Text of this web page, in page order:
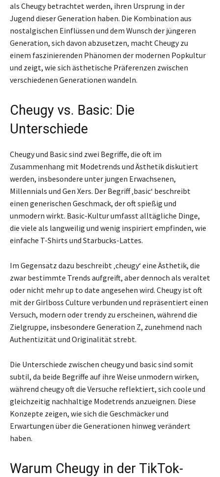
als Cheugy betrachtet werden, ihren Ursprung in der
Jugend dieser Generation haben. Die Kombination aus
nostalgischen Einflüssen und dem Wunsch der jüngeren
Generation, sich davon abzusetzen, macht Cheugy zu
einem faszinierenden Phänomen der modernen Popkultur
und zeigt, wie sich ästhetische Präferenzen zwischen
verschiedenen Generationen wandeln.
Cheugy vs. Basic: Die
Unterschiede
Cheugy und Basic sind zwei Begriffe, die oft im
Zusammenhang mit Modetrends und Ästhetik diskutiert
werden, insbesondere unter jungen Erwachsenen,
Millennials und Gen Xers. Der Begriff ‚basic‘ beschreibt
einen generischen Geschmack, der oft spießig und
unmodern wirkt. Basic-Kultur umfasst alltägliche Dinge,
die viele als langweilig und wenig inspiriert empfinden, wie
einfache T-Shirts und Starbucks-Lattes.
Im Gegensatz dazu beschreibt ‚cheugy‘ eine Ästhetik, die
zwar bestimmte Trends aufgreift, aber dennoch als veraltet
oder nicht mehr up to date angesehen wird. Cheugy ist oft
mit der Girlboss Culture verbunden und repräsentiert einen
Versuch, modern oder trendy zu erscheinen, während die
Zielgruppe, insbesondere Generation Z, zunehmend nach
Authentizität und Originalität strebt.
Die Unterschiede zwischen cheugy und basic sind somit
subtil, da beide Begriffe auf ihre Weise unmodern wirken,
während cheugy oft die Versuche reflektiert, sich coole und
gleichzeitig nachhaltige Modetrends anzueignen. Diese
Konzepte zeigen, wie sich die Geschmäcker und
Erwartungen über die Generationen hinweg verändert
haben.
Warum Cheugy in der TikTok-